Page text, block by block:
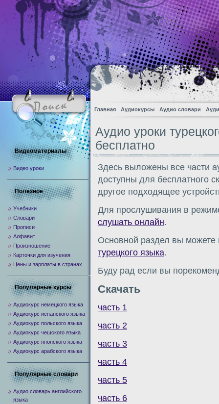
Главная Аудиокурсы Аудио словари
Аудио уроки
бесплатно
Здесь выложены все части
доступны для бесплатного
другое подходящее
Для прослушивания в
слушать онлайн.
Основной раздел вы можете
турецкого языка.
Буду рад если вы
Скачать
часть 1
часть 2
часть 3
часть 4
часть 5
часть 6
Видеоматериалы
Видео уроки
Полезное
Учебники
Словари
Прописи
Алфавит
Произношение
Карточки для изучения
Цены и зарплаты в странах
Популярные курсы
Аудиокурс немецкого языка
Аудиокурс испанского языка
Аудиокурс польского языка
Аудиокурс чешского языка
Аудиокурс японского языка
Аудиокурс арабского языка
Популярные словари
Аудио словарь английского
языка